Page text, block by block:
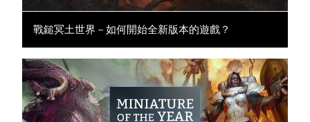
戰鎚冥土世界－如何開始全新版本的遊戲？